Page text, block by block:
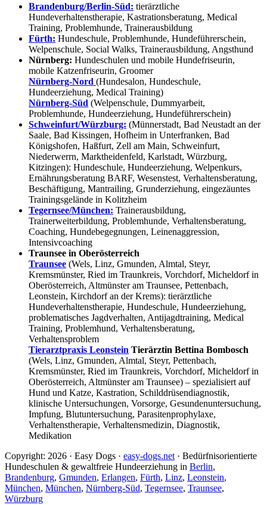
Brandenburg/Berlin-Süd: tierärztliche
Hundeverhaltenstherapie, Kastrationsberatung, Medical
Training, Problemhunde, Trainerausbildung
Fürth: Hundeschule, Problemhunde, Hundeführerschein,
Welpenschule, Social Walks, Trainerausbildung, Angsthund
Nürnberg: Hundeschulen und mobile Hundefriseurin,
mobile Katzenfriseurin, Groomer
Nürnberg-Nord (Hundesalon, Hundeschule,
Hundeerziehung, Medical Training)
Nürnberg-Süd (Welpenschule, Dummyarbeit,
Problemhunde, Hundeerziehung, Hundeführerschein)
Schweinfurt/Würzburg: (Münnerstadt, Bad Neustadt an der
Saale, Bad Kissingen, Hofheim in Unterfranken, Bad
Königshofen, Haßfurt, Zell am Main, Schweinfurt,
Niederwerrn, Marktheidenfeld, Karlstadt, Würzburg,
Kitzingen): Hundeschule, Hundeerziehung, Welpenkurs,
Ernährungsberatung BARF, Wesenstest, Verhaltensberatung,
Beschäftigung, Mantrailing, Grunderziehung, eingezäuntes
Trainingsgelände in Kolitzheim
Tegernsee/München: Trainerausbildung,
Trainerweiterbildung, Problemhunde, Verhaltensberatung,
Coaching, Hundebegegnungen, Leinenaggression,
Intensivcoaching
Traunsee in Oberösterreich
Traunsee (Wels, Linz, Gmunden, Almtal, Steyr,
Kremsmünster, Ried im Traunkreis, Vorchdorf, Micheldorf in
Oberösterreich, Altmünster am Traunsee, Pettenbach,
Leonstein, Kirchdorf an der Krems): tierärztliche
Hundeverhaltenstherapie, Hundeschule, Hundeerziehung,
problematisches Jagdverhalten, Antijagdtraining, Medical
Training, Problemhund, Verhaltensberatung,
Verhaltensproblem
Tierarztpraxis Leonstein Tierärztin Bettina Bombosch
(Wels, Linz, Gmunden, Almtal, Steyr, Pettenbach,
Kremsmünster, Ried im Traunkreis, Vorchdorf, Micheldorf in
Oberösterreich, Altmünster am Traunsee) – spezialisiert auf
Hund und Katze, Kastration, Schilddrüsendiagnostik,
klinische Untersuchungen, Vorsorge, Gesundenuntersuchung,
Impfung, Blutuntersuchung, Parasitenprophylaxe,
Verhaltenstherapie, Verhaltensmedizin, Diagnostik,
Medikation
Copyright: 2026 · Easy Dogs · easy-dogs.net · Bedürfnisorientierte
Hundeschulen & gewaltfreie Hundeerziehung in Berlin,
Brandenburg, Gmunden, Erlangen, Fürth, Linz, Leonstein,
München, München, Nürnberg-Süd, Tegernsee, Traunsee,
Würzburg